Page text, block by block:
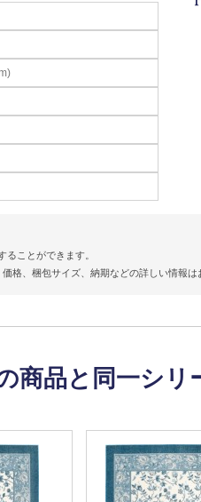
ることができます。
格、梱包サイズ、納期などの詳しい情報
商品と同一シ